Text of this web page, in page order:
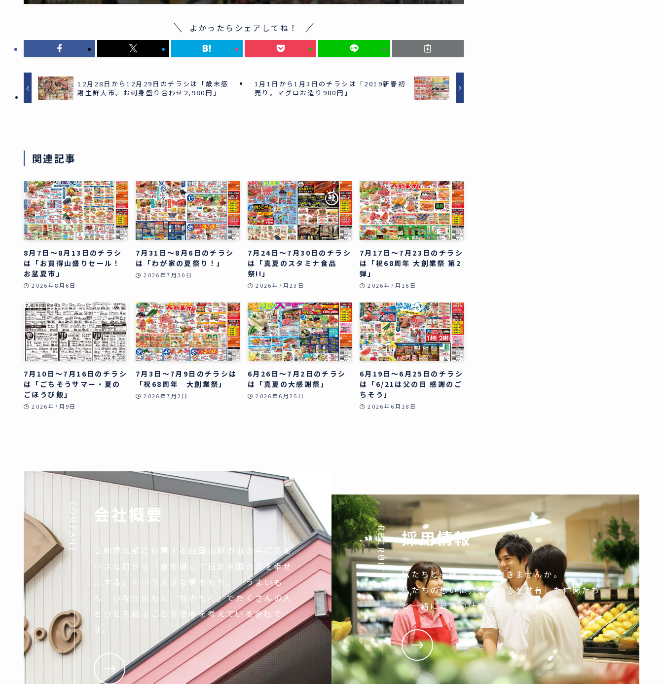
よかったらシェアしてね！
12月28日から12月29日のチラシは「歳末感
謝生鮮大市。お刺身盛り合わせ2,980円」
1月1日から1月3日のチラシは「2019新春初
売り。マグロお造り980円」
関連記事
8月7日～8月13日のチラシ
は「お買得山盛りセール！
お盆夏市」
2026年8月6日
7月31日～8月6日のチラシ
は「わが家の夏祭り！」
2026年7月30日
7月24日～7月30日のチラシ
は「真夏のスタミナ食品
祭!!」
2026年7月23日
7月17日～7月23日のチラシ
は「祝68周年 大創業祭 第2
弾」
2026年7月16日
7月10日～7月16日のチラシ
は「ごちそうサマー・夏の
ごほうび飯」
2026年7月9日
7月3日～7月9日のチラシは
「祝68周年 大創業祭」
2026年7月2日
6月26日～7月2日のチラシ
は「真夏の大感謝祭」
2026年6月25日
6月19日～6月25日のチラシ
は「6/21は父の日 感謝のご
ちそう」
2026年6月18日
COMPANY 会社概要
高知県北部に位置する四国山脈の山の中にある
小さな町から「食を通じて日本全国の方を幸せ
にする」という大きな夢をもち、「うまいも
ん、いなかのもん、地のもん」でたくさんの人
とひとを結ぶことを使命を考えている会社で
す。
RECRUIT 採用情報
私たちと一緒に末広で働きませんか。
私たちの想いに共感し。志を共有した仲間たち
と一緒に最高の仕事をしてみませんか